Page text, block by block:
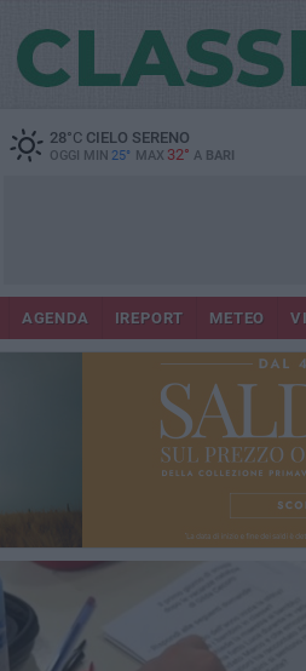
28°CCIELO SERENO
OGGI MIN 25° MAX 32° A BARI
AGENDA IREPORT METEO